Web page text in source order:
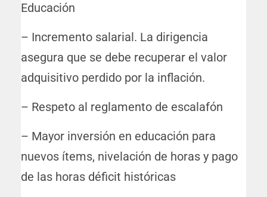
Educación
– Incremento salarial. La dirigencia
asegura que se debe recuperar el valor
adquisitivo perdido por la inflación.
– Respeto al reglamento de escalafón
– Mayor inversión en educación para
nuevos ítems, nivelación de horas y pago
de las horas déficit históricas